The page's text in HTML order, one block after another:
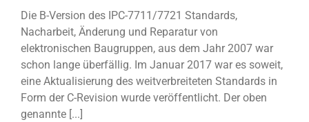
Die B-Version des IPC-7711/7721 Standards,
Nacharbeit, Änderung und Reparatur von
elektronischen Baugruppen, aus dem Jahr 2007 war
schon lange überfällig. Im Januar 2017 war es soweit,
eine Aktualisierung des weitverbreiteten Standards in
Form der C-Revision wurde veröffentlicht. Der oben
genannte [...]